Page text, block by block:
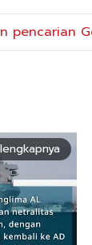
pencarian